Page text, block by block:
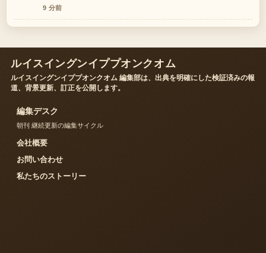
9 分前
ルイスイングンイププオンクオム
ルイスイングンイププオンクオム 編集部は、出典を明確にした検証済みの報
道、背景更新、訂正を公開します。
編集デスク
朝刊 継続更新の編集サイクル
会社概要
お問い合わせ
私たちのストーリー